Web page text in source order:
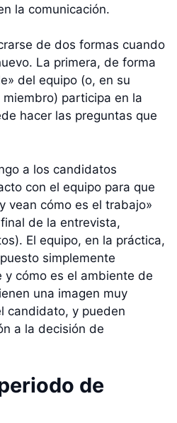
la comunicación.
de dos formas cuando
La primera, de forma
del equipo (o, en su
participa en la
hacer las preguntas que
a los candidatos
con el equipo para que
vean cómo es el trabajo»
de la entrevista,
El equipo, en la práctica,
simplemente
y cómo es el ambiente de
una imagen muy
candidato, y pueden
a la decisión de
de